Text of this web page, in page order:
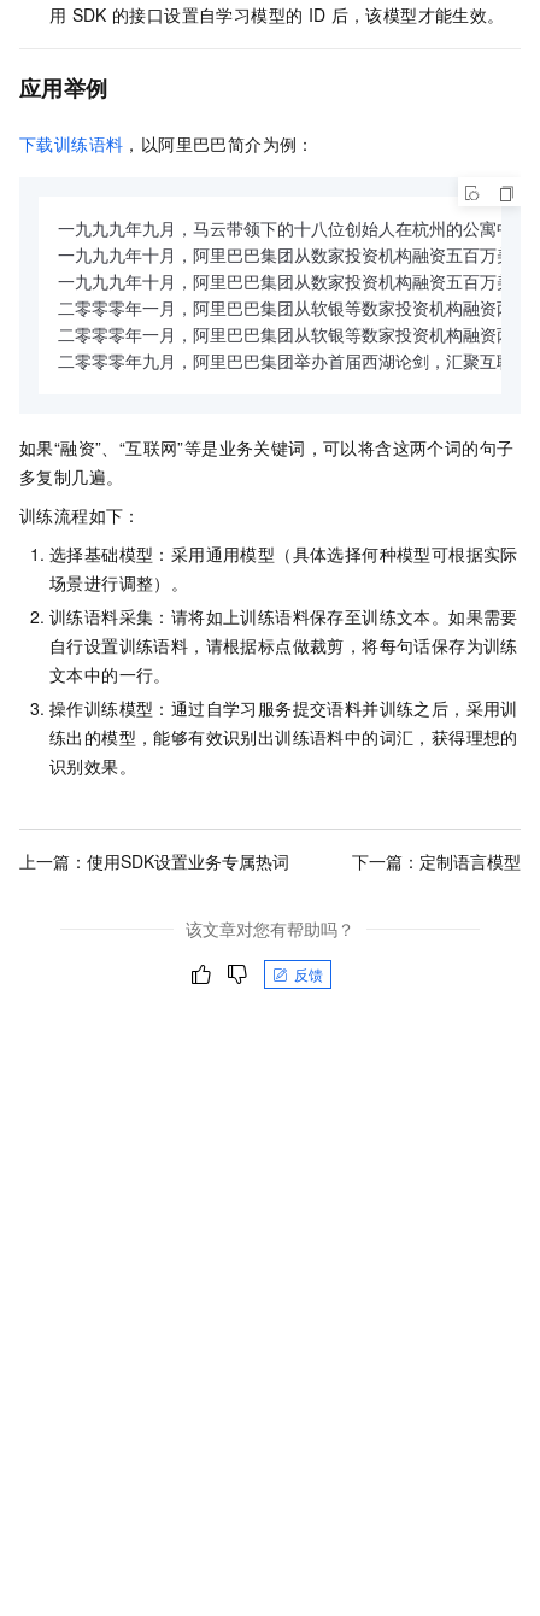
用 SDK 的接口设置自学习模型的 ID 后，该模型才能生效。
应用举例
下载训练语料 ，以阿里巴巴简介为例：
一九九九年九月，马云带领下的十八位创始人在杭州的公寓中
一九九九年十月，阿里巴巴集团从数家投资机构融资五百万美元
一九九九年十月，阿里巴巴集团从数家投资机构融资五百万美元
二零零零年一月，阿里巴巴集团从软银等数家投资机构融资两千
二零零零年一月，阿里巴巴集团从软银等数家投资机构融资两千
二零零零年九月，阿里巴巴集团举办首届西湖论剑，汇聚互联
如果“融资”、“互联网”等是业务关键词，可以将含这两个词的句子
多复制几遍。
训练流程如下：
选择基础模型：采用通用模型（具体选择何种模型可根据实际
场景进行调整）。
训练语料采集：请将如上训练语料保存至训练文本。如果需要
自行设置训练语料，请根据标点做裁剪，将每句话保存为训练
文本中的一行。
操作训练模型：通过自学习服务提交语料并训练之后，采用训
练出的模型，能够有效识别出训练语料中的词汇，获得理想的
识别效果。
上一篇： 使用SDK设置业务专属热词 下一篇： 定制语言模型
该文章对您有帮助吗？
反馈